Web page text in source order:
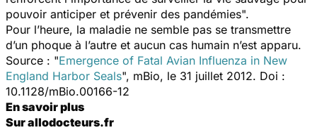
pouvoir anticiper et prévenir des pandémies".
Pour l’heure, la maladie ne semble pas se transmettre
d’un phoque à l’autre et aucun cas humain n’est apparu.
Source : "Emergence of Fatal Avian Influenza in New
England Harbor Seals", mBio, le 31 juillet 2012. Doi :
10.1128/​mBio.00166-12
En savoir plus
Sur allodocteurs.fr